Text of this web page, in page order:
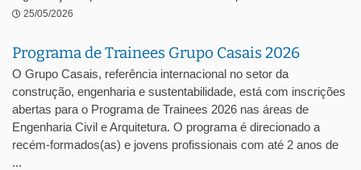
25/05/2026
Programa de Trainees Grupo Casais 2026
O Grupo Casais, referência internacional no setor da
construção, engenharia e sustentabilidade, está com inscrições
abertas para o Programa de Trainees 2026 nas áreas de
Engenharia Civil e Arquitetura. O programa é direcionado a
recém-formados(as) e jovens profissionais com até 2 anos de
...